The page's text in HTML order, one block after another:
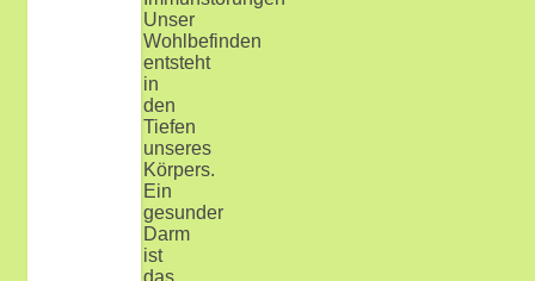
Unser
Wohlbefinden
entsteht
in
den
Tiefen
unseres
Körpers.
Ein
gesunder
Darm
ist